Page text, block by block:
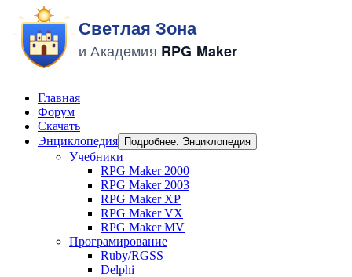
Главная
Форум
Скачать
Энциклопедия
Подробнее: Энциклопедия
Учебники
RPG Maker 2000
RPG Maker 2003
RPG Maker XP
RPG Maker VX
RPG Maker MV
Програмирование
Ruby/RGSS
Delphi